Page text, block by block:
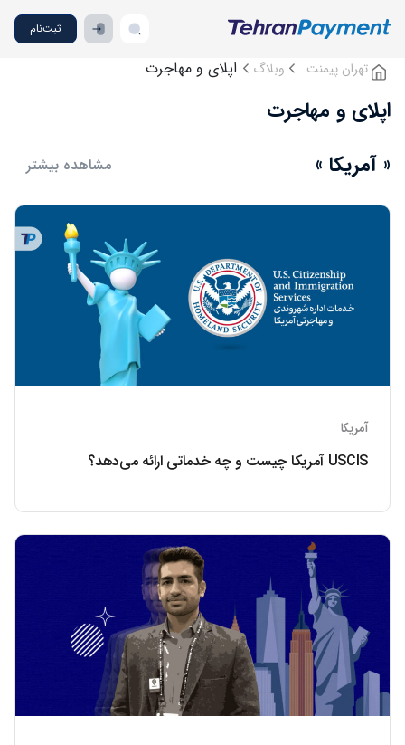
ثبت‌نام
تهران پیمنت وبلاگ اپلای و مهاجرت
اپلای و مهاجرت
« آمریکا »
مشاهده بیشتر
آمریکا
USCIS آمریکا چیست و چه خدماتی ارائه می‌دهد؟